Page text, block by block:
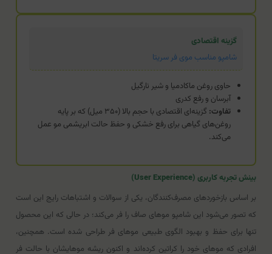
گزینه اقتصادی
شامپو مناسب موی فر سریتا
حاوی روغن ماکادمیا و شیر نارگیل
آبرسان و رفع کدری
تفاوت:
گزینه‌ای اقتصادی با حجم بالا (۳۵۰ میل) که بر پایه
روغن‌های گیاهی برای رفع خشکی و حفظ حالت ابریشمی مو عمل
می‌کند.
بینش تجربه کاربری (User Experience)
بر اساس بازخوردهای مصرف‌کنندگان، یکی از سوالات و اشتباهات رایج این است
که تصور می‌شود این شامپو موهای صاف را فر می‌کند؛ در حالی که این محصول
تنها برای حفظ و بهبود الگوی طبیعی موهای فر طراحی شده است. همچنین،
افرادی که موهای خود را کراتین کرده‌اند و اکنون ریشه موهایشان با حالت فر